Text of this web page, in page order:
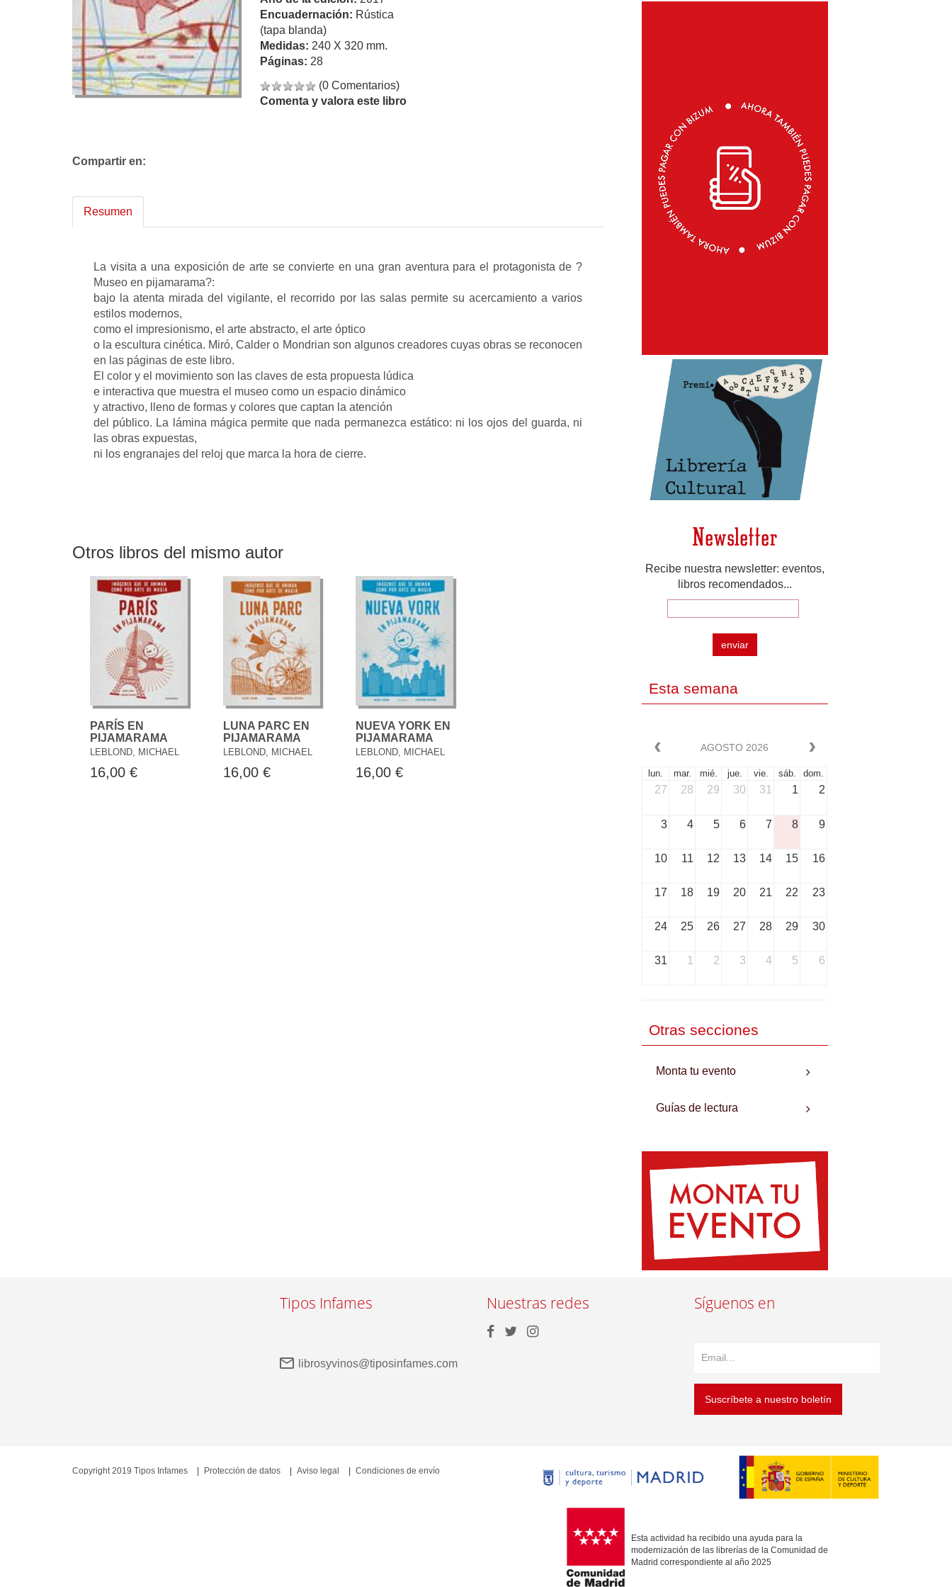
Encuadernación: Rústica
(tapa blanda)
Medidas: 240 X 320 mm.
Páginas: 28
(0 Comentarios)
Comenta y valora este libro
Compartir en:
Resumen
La visita a una exposición de arte se convierte en una gran aventura para el protagonista de ?
Museo en pijamarama?:
bajo la atenta mirada del vigilante, el recorrido por las salas permite su acercamiento a varios
estilos modernos,
como el impresionismo, el arte abstracto, el arte óptico
o la escultura cinética. Miró, Calder o Mondrian son algunos creadores cuyas obras se reconocen
en las páginas de este libro.
El color y el movimiento son las claves de esta propuesta lúdica
e interactiva que muestra el museo como un espacio dinámico
y atractivo, lleno de formas y colores que captan la atención
del público. La lámina mágica permite que nada permanezca estático: ni los ojos del guarda, ni
las obras expuestas,
ni los engranajes del reloj que marca la hora de cierre.
Otros libros del mismo autor
PARÍS EN
PIJAMARAMA
LEBLOND, MICHAEL
16,00 €
LUNA PARC EN
PIJAMARAMA
LEBLOND, MICHAEL
16,00 €
NUEVA YORK EN
PIJAMARAMA
LEBLOND, MICHAEL
16,00 €
Newsletter
Recibe nuestra newsletter: eventos,
libros recomendados...
enviar
Esta semana
AGOSTO 2026
lun. mar. mié. jue. vie. sáb. dom.
27 28 29 30 31 1 2
3 4 5 6 7 8 9
10 11 12 13 14 15 16
17 18 19 20 21 22 23
24 25 26 27 28 29 30
31 1 2 3 4 5 6
Otras secciones
Monta tu evento
Guías de lectura
Tipos Infames
librosyvinos@tiposinfames.com
Nuestras redes Síguenos en
Suscríbete a nuestro boletín
Esta actividad ha recibido una ayuda para la
modernización de las librerías de la Comunidad de
Madrid correspondiente al año 2025
Copyright 2019 Tipos Infames Protección de datos Aviso legal Condiciones de envío